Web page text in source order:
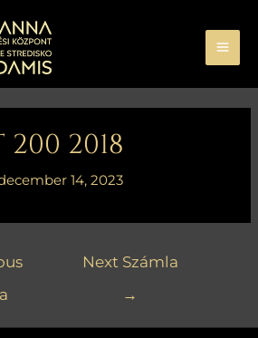
200 2018
14, 2023
Next Számla
→